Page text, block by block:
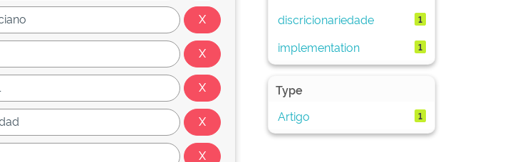
discricionariedade 1
implementation 1
Type
Artigo
1